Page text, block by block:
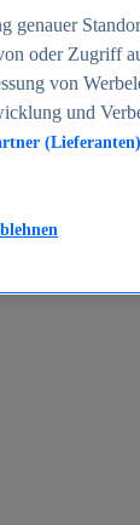
2024
in
genauer
oder Zugriff
von
und
(Lieferanten)